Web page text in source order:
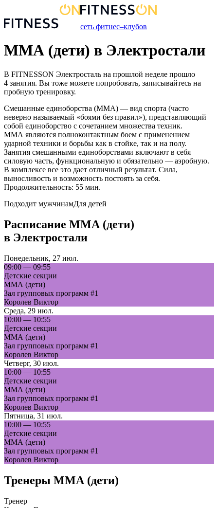
сеть фитнес–клубов
ММА (дети) в Электростали
В FITNESSON Электросталь на прошлой неделе прошло
4 занятия. Вы тоже можете попробовать, записывайтесь на
пробную тренировку.
Смешанные единоборства (ММА) — вид спорта (часто
неверно называемый «боями без правил»), представляющий
собой единоборство с сочетанием множества техник.
ММА являются полноконтактным боем с применением
ударной техники и борьбы как в стойке, так и на полу.
Занятия смешанными единоборствами включают в себя
силовую часть, функциональную и обязательно — аэробную.
В комплексе все это дает отличный результат. Сила,
выносливость и возможность постоять за себя.
Продолжительность: 55 мин.
Подходит мужчинамДля детей
Расписание ММА (дети)
в Электростали
Понедельник, 27 июл.
09:00 — 09:55
Детские секции
ММА (дети)
Зал групповых программ #1
Королев Виктор
Среда, 29 июл.
10:00 — 10:55
Детские секции
ММА (дети)
Зал групповых программ #1
Королев Виктор
Четверг, 30 июл.
10:00 — 10:55
Детские секции
ММА (дети)
Зал групповых программ #1
Королев Виктор
Пятница, 31 июл.
10:00 — 10:55
Детские секции
ММА (дети)
Зал групповых программ #1
Королев Виктор
Тренеры ММА (дети)
Тренер